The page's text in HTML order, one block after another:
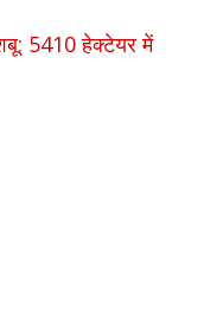
5410 हेक्टेयर में